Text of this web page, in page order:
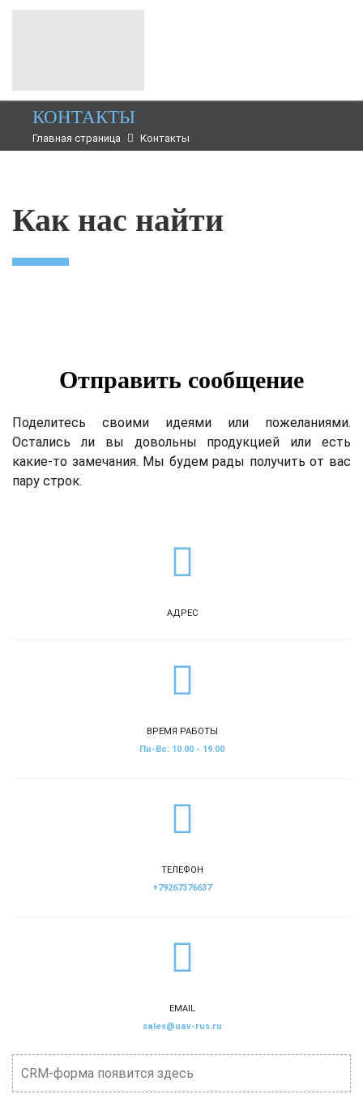
КОНТАКТЫ
Главная страница Контакты
Как нас найти
CRM-форма появится здесь
Отправить сообщение
Поделитесь своими идеями или пожеланиями.
Остались ли вы довольны продукцией или есть
какие-то замечания. Мы будем рады получить от вас
пару строк.
АДРЕС
ВРЕМЯ РАБОТЫ
Пн-Вс: 10.00 - 19.00
ТЕЛЕФОН
+79267376637
EMAIL
sales@uav-rus.ru